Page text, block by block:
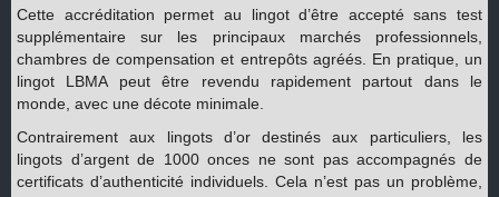
Cette accréditation permet au lingot d’être accepté sans test
supplémentaire sur les principaux marchés professionnels,
chambres de compensation et entrepôts agréés. En pratique, un
lingot LBMA peut être revendu rapidement partout dans le
monde, avec une décote minimale.
Contrairement aux lingots d’or destinés aux particuliers, les
lingots d’argent de 1000 onces ne sont pas accompagnés de
certificats d’authenticité individuels. Cela n’est pas un problème,